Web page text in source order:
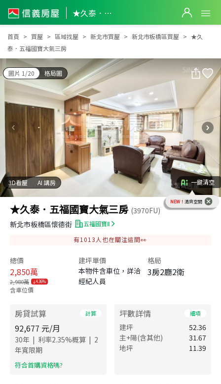
★久泰．五福國寶大氣三房
★久泰．五福國寶大氣三房
首頁 買屋 區域找屋 新北市買屋 新北市板橋區買屋
★久
泰．五福國寶大氣三房
圖片 1/20 格局圖
3D看屋 AI 講房 一鍵清空
NEW！ 清爽空間
★久泰．五福國寶大氣三房 (3970FU)
新北市板橋區懷德街
五福國寶Ⅱ
有1013 人也在關注這間👀
總價
2,850萬
2,980萬 4.36%
含車位價
建坪單價
本物件含車位，詳洽
經紀人員
格局
3房2廳2衛
房貸試算 計算
92,677 元/月
30年 | 利率2.35%概算 | 2
年寬限期
​符合首購資格嗎?
坪數詳情 細項
建坪
52.36
主+陽(含其他)
31.67
地坪
11.39